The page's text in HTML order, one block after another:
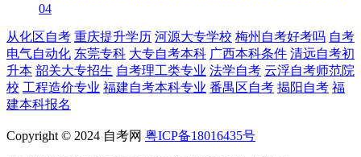
04
从化区自考 重庆提升学历 河源大专学校 梅州自考好考吗 自考
电气自动化 东莞专科 大专自考本科 广西本科条件 清远自考初
升本 韶关大专招生 自考理工类专业 法学自考 云浮自考师范院
校 工程造价专业 福建自考本科专业 番禺区自考 揭阳自考 福
建本科报名
Copyright © 2024 自考网 粤ICP备18016435号